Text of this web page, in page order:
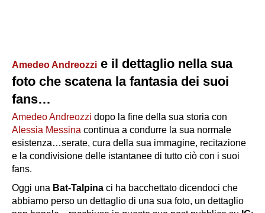
Amedeo Andreozzi e il dettaglio nella sua
foto che scatena la fantasia dei suoi
fans…
Amedeo Andreozzi dopo la fine della sua storia con
Alessia Messina continua a condurre la sua normale
esistenza…serate, cura della sua immagine, recitazione
e la condivisione delle istantanee di tutto ciò con i suoi
fans.
Oggi una Bat-Talpina ci ha bacchettato dicendoci che
abbiamo perso un dettaglio di una sua foto, un dettaglio